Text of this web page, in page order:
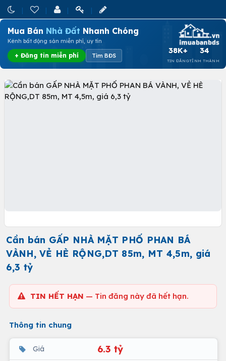
Mua Bán Nhà Đất Nhanh Chóng
Kênh bất động sản miễn phí, uy tín
+ Đăng tin miễn phí Tìm BĐS
38K+
TIN ĐĂNG
34
TỈNH THÀNH
Cần bán GẤP NHÀ MẶT PHỐ PHAN BÁ
VÀNH, VẺ HÈ RỘNG,DT 85m, MT 4,5m, giá
6,3 tỷ
TIN HẾT HẠN — Tin đăng này đã hết hạn.
Thông tin chung
Giá 6.3 tỷ